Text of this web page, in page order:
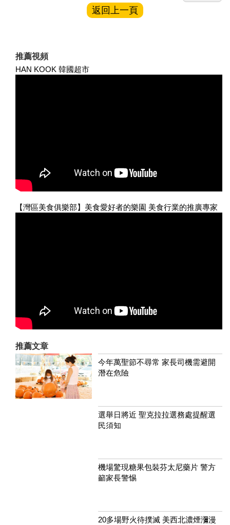
返回上一頁
推薦視頻
HAN KOOK 韓國超市
【灣區美食俱樂部】美食愛好者的樂園 美食行業的推廣專家
推薦文章
今年萬聖節不尋常 家長司機需避開
潛在危險
選舉日將近 聖克拉拉選務處提醒選
民須知
機場驚現糖果包裝芬太尼藥片 警方
籲家長警惕
20多場野火待撲滅 美西北濃煙瀰漫